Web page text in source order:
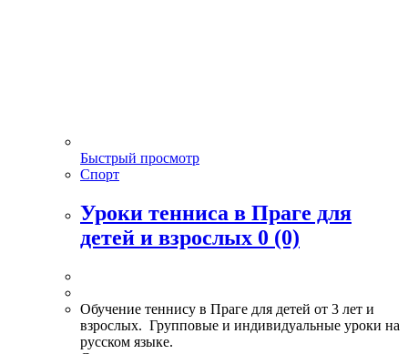
Быстрый просмотр
Спорт
Уроки тенниса в Праге для
детей и взрослых 0 (0)
Обучение теннису в Праге для детей от 3 лет и
взрослых. Групповые и индивидуальные уроки на
русском языке.